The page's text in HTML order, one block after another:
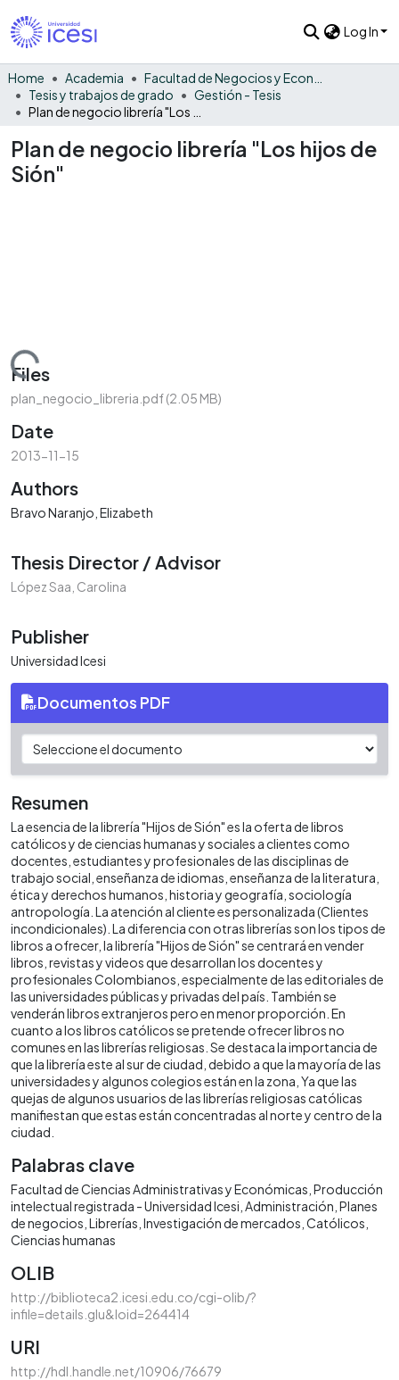
Log In
Home Academia
Tesis y trabajos de grado
Gestión - Tesis
Plan de negocio librería "Los hijos de
Sión"
Loading...
Files
plan_negocio_libreria.pdf(2.05 MB)
Date
2013-11-15
Authors
Bravo Naranjo, Elizabeth
Thesis Director / Advisor
López Saa, Carolina
Publisher
Universidad Icesi
Documentos PDF
Resumen
La esencia de la librería "Hijos de Sión" es la oferta de libros
católicos y de ciencias humanas y sociales a clientes como
docentes, estudiantes y profesionales de las disciplinas de
trabajo social, enseñanza de idiomas, enseñanza de la literatura,
ética y derechos humanos, historia y geografía, sociología
antropología. La atención al cliente es personalizada (Clientes
incondicionales). La diferencia con otras librerías son los tipos de
libros a ofrecer, la librería "Hijos de Sión" se centrará en vender
libros, revistas y videos que desarrollan los docentes y
profesionales Colombianos, especialmente de las editoriales de
las universidades públicas y privadas del país. También se
venderán libros extranjeros pero en menor proporción. En
cuanto a los libros católicos se pretende ofrecer libros no
comunes en las librerías religiosas. Se destaca la importancia de
que la librería este al sur de ciudad, debido a que la mayoría de las
universidades y algunos colegios están en la zona, Ya que las
quejas de algunos usuarios de las librerías religiosas católicas
manifiestan que estas están concentradas al norte y centro de la
ciudad.
Palabras clave
Facultad de Ciencias Administrativas y Económicas Producción
intelectual registrada - Universidad Icesi Administración Planes
de negocios Librerías Investigación de mercados Católicos
Ciencias humanas
OLIB
http://biblioteca2.icesi.edu.co/cgi-olib/?
infile=details.glu&loid=264414
URI
http://hdl.handle.net/10906/76679